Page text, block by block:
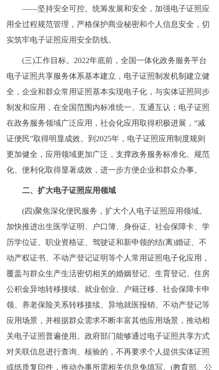
——坚持安全可控。统筹发展和安全，加强电子证照应
用全过程规范管理，严格保护商业秘密和个人信息安全，切
实筑牢电子证照应用安全防线。
(三)工作目标。2022年底前，全国一体化政务服务平台
电子证照共享服务体系基本建立，电子证照制发机制建立健
全，企业和群众常用证照基本实现电子化，与实体证照同步
制发和应用，在全国范围内标准统一、互通互认；电子证照
在政务服务领域广泛应用，社会化应用取得积极进展，“减
证便民”取得明显成效。到2025年，电子证照应用制度规则
更加健全，应用领域更加广泛，支撑政务服务标准化、规范
化、便利化取得显著成效，进一步方便企业和群众办事。
二、扩大电子证照应用领域
(四)聚焦深化便民服务，扩大个人电子证照应用领域。
加快推进出生医学证明、户口簿、身份证、社会保障卡、学
历学位证、职业资格证、驾驶证和新申领的结(离)婚证、不
动产权证书、不动产登记证明等个人常用证照电子化应用，
覆盖与群众生产生活密切相关的婚姻登记、生育登记、住房
公积金异地转移接续、就业创业、户籍迁移、社会保障卡申
领、养老保险关系转移接续、异地就医报销、不动产登记等
应用场景，并根据群众需求不断丰富其他应用场景，推动相
关电子证照普遍使用。政府部门能够通过电子证照共享方式
对关联信息进行查询、核验的，不再要求个人提供实体证照
或纸质复印件，推动办事所需相关信息免填写。(教育部、公